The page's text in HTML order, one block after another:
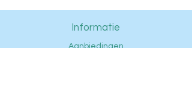
Informatie
Aanbiedingen